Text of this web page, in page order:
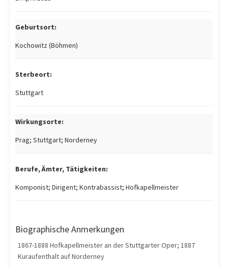
Geburtsort:
Kochowitz (Böhmen)
Sterbeort:
Stuttgart
Wirkungsorte:
Prag; Stuttgart; Norderney
Berufe, Ämter, Tätigkeiten:
Komponist; Dirigent; Kontrabassist; Hofkapellmeister
Biographische Anmerkungen
1867-1888 Hofkapellmeister an der Stuttgarter Oper; 1887
Kuraufenthalt auf Norderney